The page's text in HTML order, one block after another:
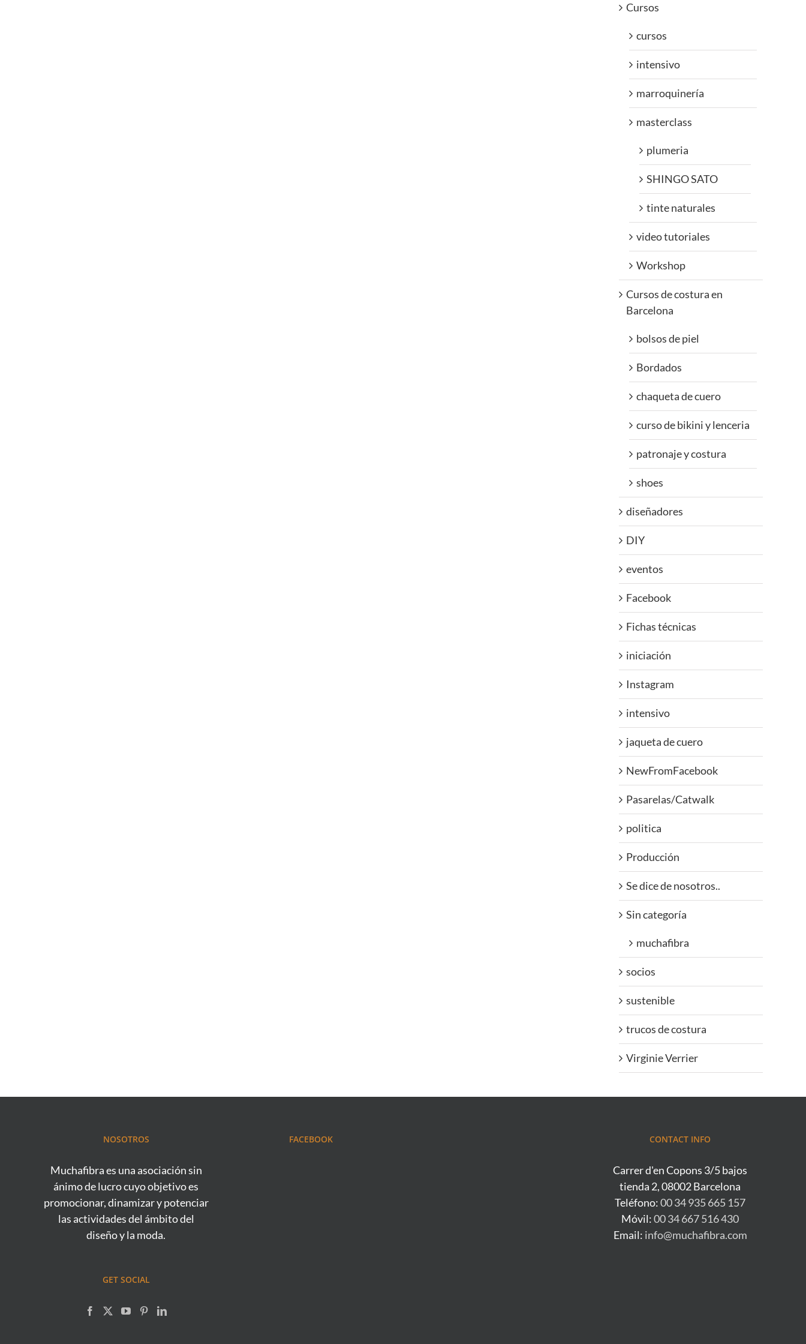
Cursos
cursos
intensivo
marroquinería
masterclass
plumeria
SHINGO SATO
tinte naturales
video tutoriales
Workshop
Cursos de costura en
Barcelona
bolsos de piel
Bordados
chaqueta de cuero
curso de bikini y lenceria
patronaje y costura
shoes
diseñadores
DIY
eventos
Facebook
Fichas técnicas
iniciación
Instagram
intensivo
jaqueta de cuero
NewFromFacebook
Pasarelas/Catwalk
politica
Producción
Se dice de nosotros..
Sin categoría
muchafibra
socios
sustenible
trucos de costura
Virginie Verrier
NOSOTROS
Muchafibra es una asociación sin
ánimo de lucro cuyo objetivo es
promocionar, dinamizar y potenciar
las actividades del ámbito del
diseño y la moda.
GET SOCIAL
FACEBOOK CONTACT INFO
Carrer d'en Copons 3/5 bajos
tienda 2, 08002 Barcelona
Teléfono:00 34 935 665 157
Móvil:00 34 667 516 430
Email: info@muchafibra.com